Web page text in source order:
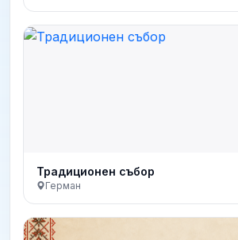
Традиционен събор
Герман